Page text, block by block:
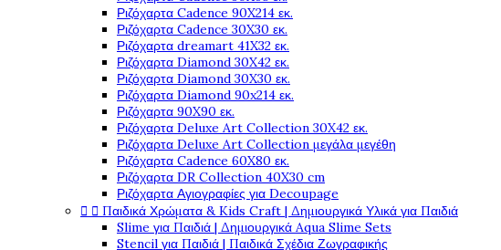
Ριζόχαρτα Cadence 90X214 εκ.
Ριζόχαρτα Cadence 30X30 εκ.
Ριζόχαρτα dreamart 41X32 εκ.
Ριζόχαρτα Diamond 30X42 εκ.
Ριζόχαρτα Diamond 30X30 εκ.
Ριζόχαρτα Diamond 90x214 εκ.
Ριζόχαρτα 90X90 εκ.
Ριζόχαρτα Deluxe Art Collection 30X42 εκ.
Ριζόχαρτα Deluxe Art Collection μεγάλα μεγέθη
Ριζόχαρτα Cadence 60X80 εκ.
Ριζόχαρτα DR Collection 40X30 cm
Ριζόχαρτα Αγιογραφίες για Decoupage
  Παιδικά Χρώματα & Kids Craft | Δημιουργικά Υλικά για Παιδιά
Slime για Παιδιά | Δημιουργικά Aqua Slime Sets
Stencil για Παιδιά | Παιδικά Σχέδια Ζωγραφικής